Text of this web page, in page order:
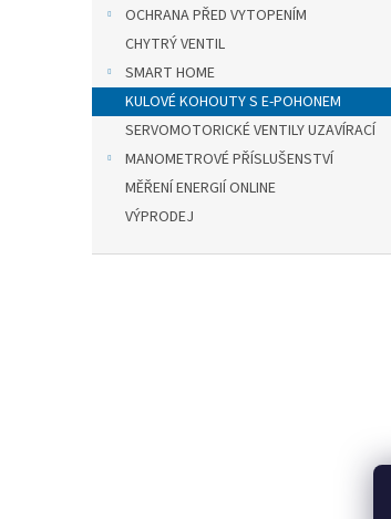
OCHRANA PŘED VYTOPENÍM
CHYTRÝ VENTIL
SMART HOME
KULOVÉ KOHOUTY S E-POHONEM
SERVOMOTORICKÉ VENTILY UZAVÍRACÍ
MANOMETROVÉ PŘÍSLUŠENSTVÍ
MĚŘENÍ ENERGIÍ ONLINE
VÝPRODEJ